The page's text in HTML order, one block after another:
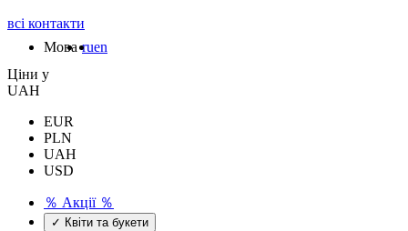
всі контакти
Мова ruen
Цiни у
UAH
EUR
PLN
UAH
USD
％ Акції ％
✓ Квіти та букети